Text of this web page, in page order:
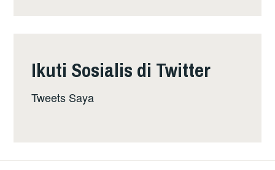
Ikuti Sosialis di Twitter
Tweets Saya